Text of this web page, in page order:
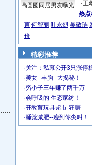
高圆圆同居男友曝光
·王
热点
言 何智丽 叶永烈 吴敬琏
价
精彩推荐
·关注：私幕公开3只涨停
·美女--丰胸--大揭秘！
·穷小子三年赚了两千万
·会呼吸的 生态家纺！
·开教育玩具超市-狂赚
·睡觉减肥--瘦到你尖叫！